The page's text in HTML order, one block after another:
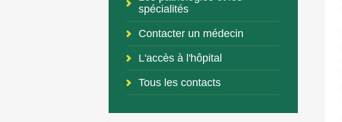
spécialités
Contacter un médecin
L'accès à l'hôpital
Tous les contacts